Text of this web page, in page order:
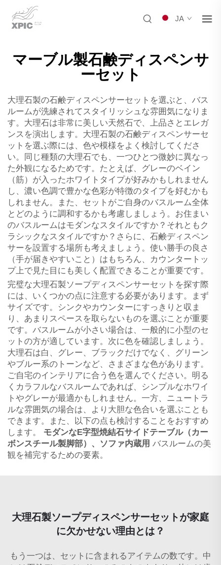
JA
マーブル製石鹸ディスペンサ
ーセット
大理石製の石鹸ディスペンサーセットを選ぶと、バス
ルームが洗練されてスタイリッシュな雰囲気になりま
す。大理石は非常に美しい天然石で、上品さとエレガ
ンスを演出します。大理石製の石鹸ディスペンサーセ
ットを選ぶ際には、色や模様をよく検討してくださ
い。同じ種類の大理石でも、一つひとつ微妙に異なっ
た外観になるためです。たとえば、グレーのベイン
（筋）が入ったホワイトタイプが好みかもしれません
し、濃い色調で豊かな色彩が特徴のタイプを好むかも
しれません。また、セットがご自身のバスルーム全体
とどのように調和するかも考慮しましょう。お住まい
のバスルームはモダンなスタイルですか？それともク
ラシックなスタイルですか？さらに、石鹸ディスペン
サーを設置する場所も考えましょう。使い勝手の良さ
（手が届きやすいこと）はもちろん、カウンタートッ
プ上で見た目にも美しく配置できることが重要です。
完璧な大理石製ソープディスペンサーセットを探す際
には、いくつかの点に注意する必要があります。まず
サイズです。シンクやカウンターにすっきりと収ま
り、あまりスペースを取らないものを選ぶことが重要
です。バスルームが小さい場合は、一般的に小型のセ
ットの方が適しています。次に色を確認しましょう。
大理石は白、グレー、ブラックだけでなく、グリーン
やブルー系のトーンなど、さまざまな色があります。
ご自宅のインテリアに合う色を選んでください。明る
くカラフルなバスルームであれば、シンプルなホワイ
トやグレーが最適かもしれません。一方、ニュートラ
ルな雰囲気の場合は、より大胆な色合いを選ぶことも
できます。また、以下の点も検討することをおすすめ
します。 モダンなE字型焼結石サイドテーブル（カー
ボンスチール製脚部）、ソファ内蔵用 バスルームの美
観を補完するための要素。
大理石製ソープディスペンサーセットが家庭
に欠かせない理由とは？
もう一つは、セットに含まれるアイテムの数です。中